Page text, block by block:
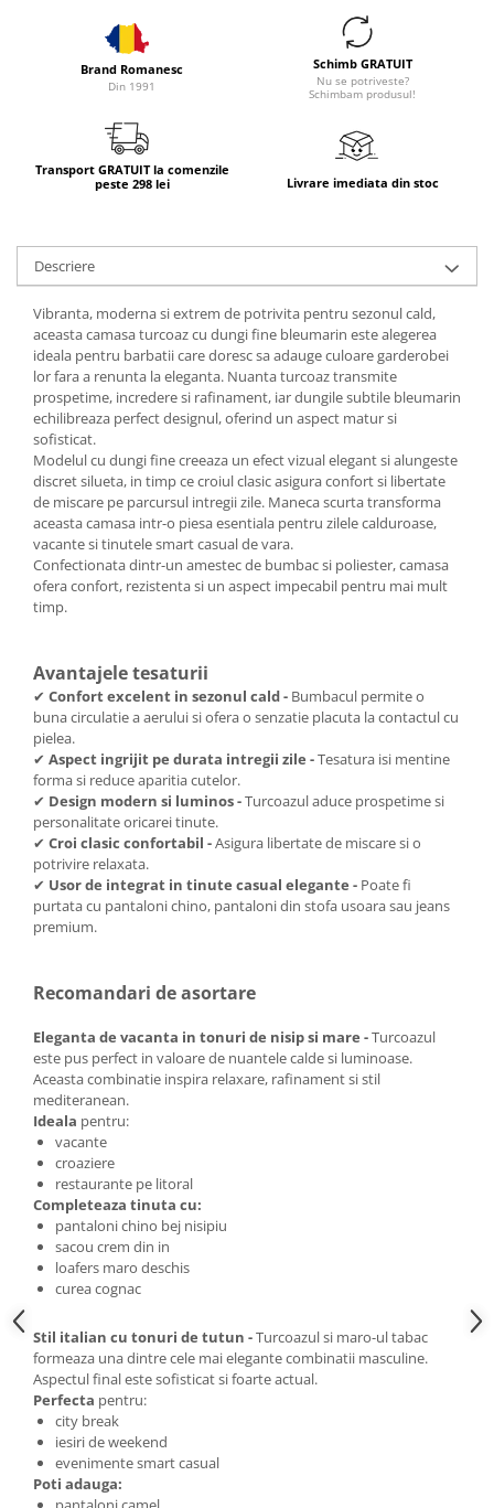
Brand Romanesc
Din 1991
Schimb GRATUIT
Nu se potriveste?
Schimbam produsul!
Transport GRATUIT la comenzile
peste 298 lei
Livrare imediata din stoc
Descriere
Vibranta, moderna si extrem de potrivita pentru sezonul cald,
aceasta camasa turcoaz cu dungi fine bleumarin este alegerea
ideala pentru barbatii care doresc sa adauge culoare garderobei
lor fara a renunta la eleganta. Nuanta turcoaz transmite
prospetime, incredere si rafinament, iar dungile subtile bleumarin
echilibreaza perfect designul, oferind un aspect matur si
sofisticat.
Modelul cu dungi fine creeaza un efect vizual elegant si alungeste
discret silueta, in timp ce croiul clasic asigura confort si libertate
de miscare pe parcursul intregii zile. Maneca scurta transforma
aceasta camasa intr-o piesa esentiala pentru zilele calduroase,
vacante si tinutele smart casual de vara.
Confectionata dintr-un amestec de bumbac si poliester, camasa
ofera confort, rezistenta si un aspect impecabil pentru mai mult
timp.
Avantajele tesaturii
✔ Confort excelent in sezonul cald - Bumbacul permite o
buna circulatie a aerului si ofera o senzatie placuta la contactul cu
pielea.
✔ Aspect ingrijit pe durata intregii zile -Tesatura isi mentine
forma si reduce aparitia cutelor.
✔ Design modern si luminos -Turcoazul aduce prospetime si
personalitate oricarei tinute.
✔ Croi clasic confortabil -Asigura libertate de miscare si o
potrivire relaxata.
✔ Usor de integrat in tinute casual elegante - Poate fi
purtata cu pantaloni chino, pantaloni din stofa usoara sau jeans
premium.
Recomandari de asortare
Eleganta de vacanta in tonuri de nisip si mare -Turcoazul
este pus perfect in valoare de nuantele calde si luminoase.
Aceasta combinatie inspira relaxare, rafinament si stil
mediteranean.
Ideala pentru:
vacante
croaziere
restaurante pe litoral
Completeaza tinuta cu:
pantaloni chino bej nisipiu
sacou crem din in
loafers maro deschis
curea cognac
Stil italian cu tonuri de tutun -Turcoazul si maro-ul tabac
formeaza una dintre cele mai elegante combinatii masculine.
Aspectul final este sofisticat si foarte actual.
Perfecta pentru:
city break
iesiri de weekend
evenimente smart casual
Poti adauga: